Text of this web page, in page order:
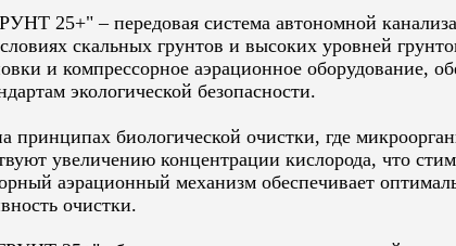
Количество компрессоров
25+" – передовая система автономной
скальных грунтов и высоких уровней
и компрессорное аэрационное оборудование,
экологической безопасности.
принципах биологической очистки, где
увеличению концентрации кислорода, что
аэрационный механизм обеспечивает
очистки.